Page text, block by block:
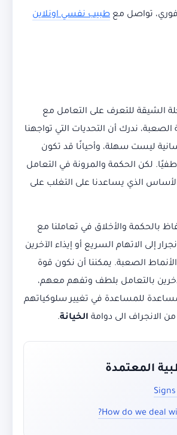
تواصل مع طبيب نفسي اونلاين
الشيقة للتعرف على التعامل مع
ندرك أن التحديات التي تواجهنا
ليست سهلة، وأحيانًا قد تكون
لكن الحكمة والمرونة في التعامل
الذي يساعدنا على التغلب على
بالحكمة والأخلاق في تعاملنا مع
إلى الاتهام السريع أو إيذاء الآخرين
الصعبة. يمكننا أن نكون قوة
بالتعامل بلطف وتفهم معهم،
للمساعدة في تغيير سلوكياتهم
الانجراف الى دوامة الخيانة.
المعتمدة
How do we deal